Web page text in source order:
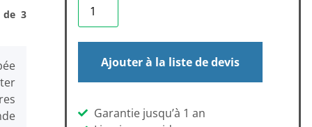
de 3
Ajouter à la liste de devis
Garantie jusqu’à 1 an